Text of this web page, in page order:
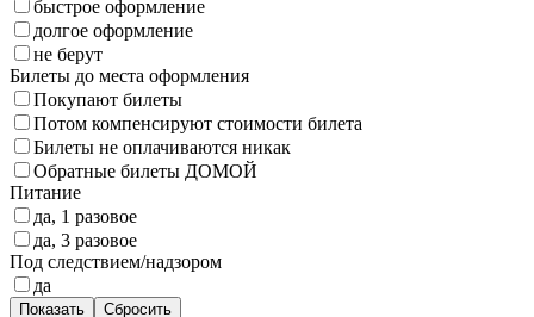
быстрое оформление
долгое оформление
не берут
Билеты до места оформления
Покупают билеты
Потом компенсируют стоимости билета
Билеты не оплачиваются никак
Обратные билеты ДОМОЙ
Питание
да, 1 разовое
да, 3 разовое
Под следствием/надзором
да